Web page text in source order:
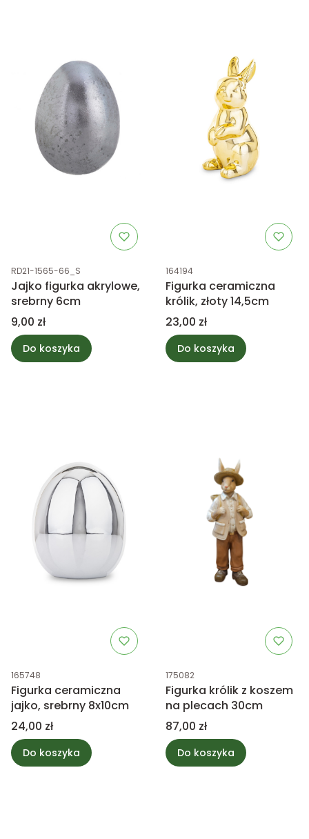
Kod produktu
RD21-1565-66_S
Jajko figurka akrylowe,
srebrny 6cm
Cena
9,00 zł
Do koszyka
Kod produktu
164194
Figurka ceramiczna
królik, złoty 14,5cm
Cena
23,00 zł
Do koszyka
Kod produktu
165748
Figurka ceramiczna
jajko, srebrny 8x10cm
Cena
24,00 zł
Do koszyka
Kod produktu
175082
Figurka królik z koszem
na plecach 30cm
Cena
87,00 zł
Do koszyka